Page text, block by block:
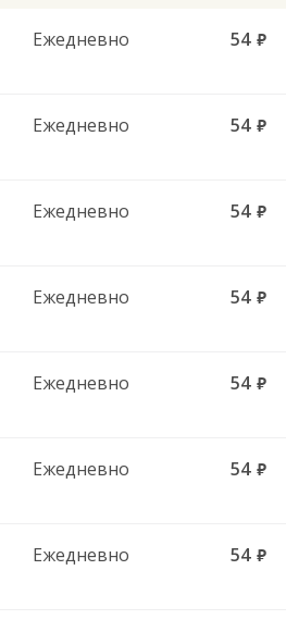
Ежедневно 54 руб.
Ежедневно 54 руб.
Ежедневно 54 руб.
Ежедневно 54 руб.
Ежедневно 54 руб.
Ежедневно 54 руб.
Ежедневно 54 руб.